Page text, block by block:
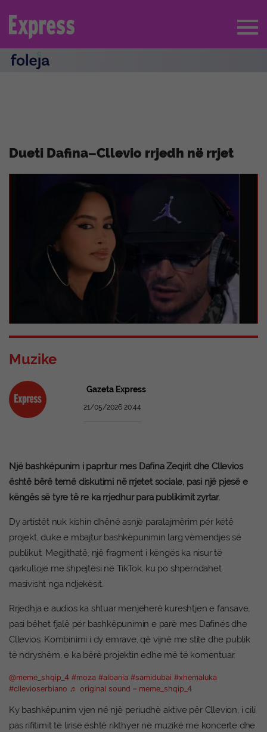
Dueti Dafina–Cllevio rrjedh në rrjet
Muzike
Gazeta Express
21/05/2026 20:44
Një bashkëpunim i papritur mes Dafina Zeqirit dhe Cllevios
është bërë temë diskutimi në rrjetet sociale, pasi një pjesë e
këngës së tyre të re ka rrjedhur para publikimit zyrtar.
Dy artistët nuk kishin dhënë asnjë paralajmërim për këtë
projekt, duke e mbajtur bashkëpunimin larg vëmendjes së
publikut. Megjithatë, një fragment i këngës ka nisur të
qarkullojë me shpejtësi në TikTok, ku po shpërndahet
masivisht nga ndjekësit.
Rrjedhja e audios ka shtuar menjëherë kureshtjen e fansave,
pasi bëhet fjalë për bashkëpunimin e parë mes Dafinës dhe
Cllevios. Kombinimi i dy emrave, që vijnë me stile dhe publik
të ndryshëm, e ka bërë projektin edhe më të komentuar.
@meme_shqip_4 #moza #albania #samidubai #xhemaluka
#cllevioserbiano ♬ original sound – meme_shqip_4
Ky bashkëpunim vjen në një periudhë aktive për Cllevion, i cili
pas rifitimit të lirisë është rikthyer në muzikë me koncerte dhe